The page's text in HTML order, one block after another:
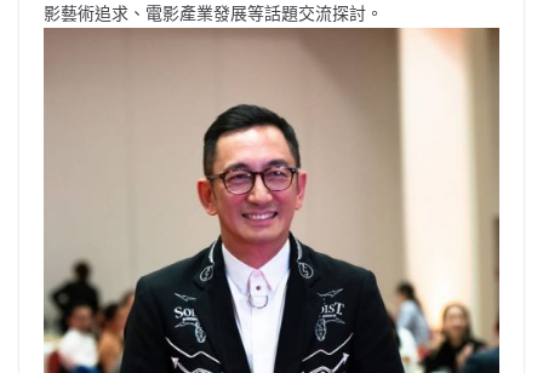
影藝術追求、電影產業發展等話題交流探討。